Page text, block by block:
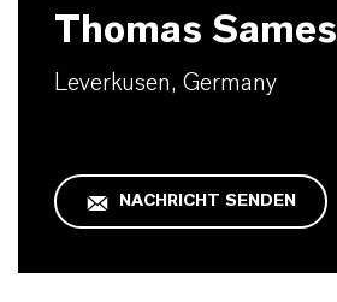
Thomas Sames
Leverkusen, Germany
NACHRICHT SENDEN